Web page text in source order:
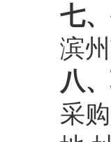
七、
滨
八
采